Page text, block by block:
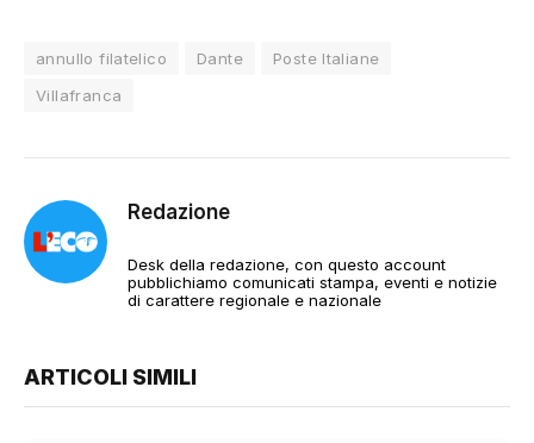
annullo filatelico Dante
Poste Italiane
Villafranca
Redazione
Desk della redazione, con questo account
pubblichiamo comunicati stampa, eventi e notizie
di carattere regionale e nazionale
ARTICOLI SIMILI